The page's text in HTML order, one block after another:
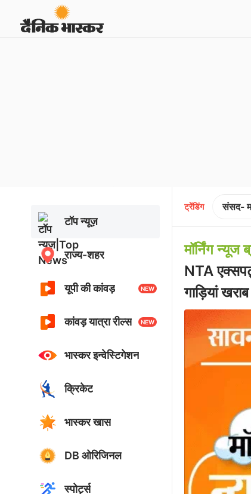
टॉप न्यूज़
राज्य-शहर
यूपी की कांवड़ NEW
कांवड़ यात्रा रील्स NEW
भास्कर इन्वेस्टिगेशन
क्रिकेट
भास्कर खास
DB ओरिजिनल
स्पोर्ट्स
ट्रेंडिंग संसद-
मॉर्निंग न्यूज
NTA
गाड़ियां खराब